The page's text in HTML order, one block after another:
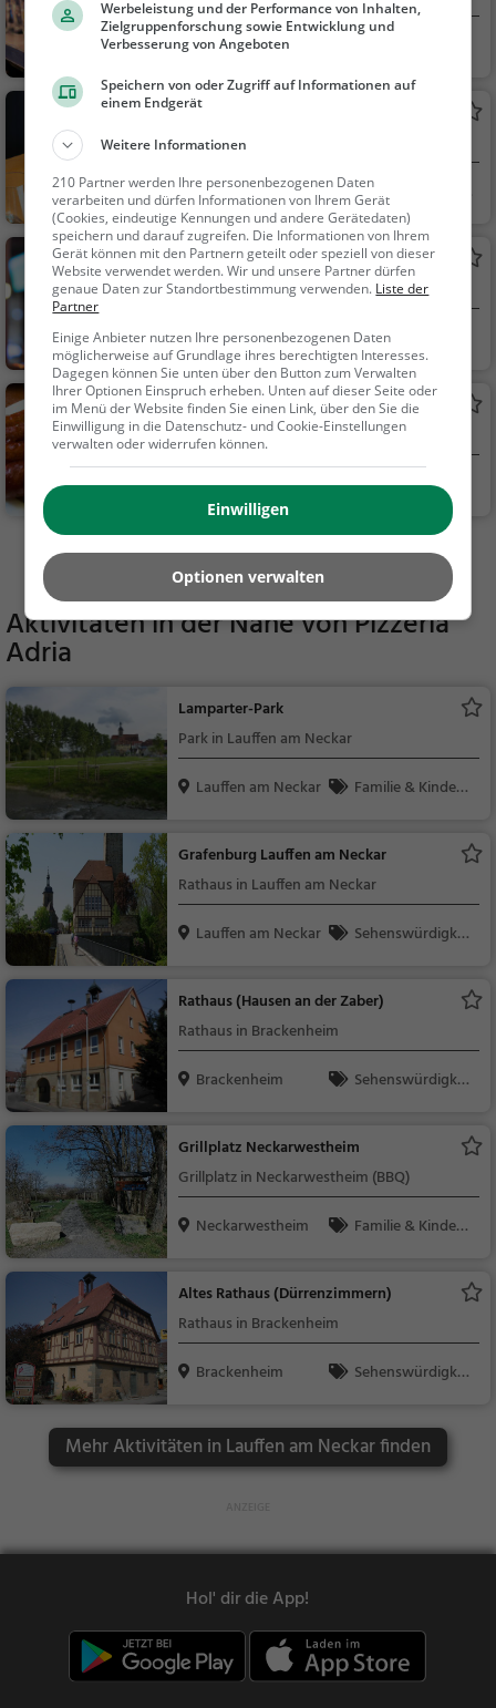
Lauffen am Neckar
tränke, Cocktails, Itali
endessen, Vegetarisc
h, Mediterran
Elefanten
Restaurant in Lauffen am Neckar
Lauffen am Neckar
Restaurant, Aben
dessen, Mittagessen
Shiahco'Bar
Bar in Lauffen am Neckar
Lauffen am Neckar
Bar, Snacks / Getr
änke
Dächle
Deutsches Restaurant in Lauffen am Neckar
Lauffen am Neckar
Restaurant, Regio
nalküche, Deutsch, M
ittagessen, Abendess
en
Mehr Gaststätten in Lauffen am Neckar finden
Aktivitäten in der Nähe vonPizzeria
Adria
Lamparter-Park
Park in Lauffen am Neckar
Lauffen am Neckar
Familie & Kinder,
Grafenburg Lauffen am Neckar
Rathaus in Lauffen am Neckar
Lauffen am Neckar
Sehenswürdigkei
Rathaus (Hausen an der Zaber)
Rathaus in Brackenheim
Brackenheim
Sehenswürdigkei
Grillplatz Neckarwestheim
Grillplatz in Neckarwestheim (BBQ)
Neckarwestheim
Familie & Kinder,
Altes Rathaus (Dürrenzimmern)
Rathaus in Brackenheim
Brackenheim
Sehenswürdigkei
Mehr Aktivitäten in Lauffen am Neckar finden
Hol' dir die App!
Werbeleistung und der Performance von Inhalten,
Zielgruppenforschung sowie Entwicklung und
Verbesserung von Angeboten
Speichern von oder Zugriff auf Informationen auf
einem Endgerät
Weitere Informationen
210 Partner werden Ihre personenbezogenen Daten
verarbeiten und dürfen Informationen von Ihrem Gerät
(Cookies, eindeutige Kennungen und andere Gerätedaten)
speichern und darauf zugreifen. Die Informationen von Ihrem
Gerät können mit den Partnern geteilt oder speziell von dieser
Website verwendet werden. Wir und unsere Partner dürfen
genaue Daten zur Standortbestimmung verwenden. Liste der
Partner
Einige Anbieter nutzen Ihre personenbezogenen Daten
möglicherweise auf Grundlage ihres berechtigten Interesses.
Dagegen können Sie unten über den Button zum Verwalten
Ihrer Optionen Einspruch erheben. Unten auf dieser Seite oder
im Menü der Website finden Sie einen Link, über den Sie die
Einwilligung in die Datenschutz- und Cookie-Einstellungen
verwalten oder widerrufen können.
Einwilligen
Optionen verwalten